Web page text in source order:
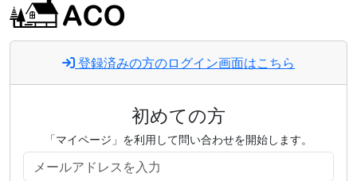
登録済みの方のログイン画面はこちら
初めての方
「マイページ」を利用して問い合わせを開始します。